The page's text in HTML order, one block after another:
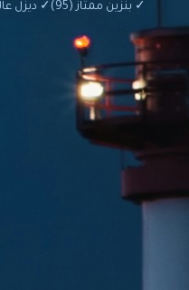
✓ بنزين ممتاز (95) ✓ ديزل